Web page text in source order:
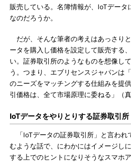
販売している。名簿情報が、IoTデータ
なのだろうか。
だが、そんな筆者の考えはあっさり
ータを購入し価格を設定して販売する
い。証券取引所のようなものを想像し
う。つまり、エブリセンスジャパンは
のニーズをマッチングする仕組みを提
引価格は、全て市場原理に委ねる」（
IoTデータをやりとりする証券取引所
「IoTデータの証券取引所」と言われ
むような話で、にわかにはイメージし
する上でのヒントになりそうなスマホ